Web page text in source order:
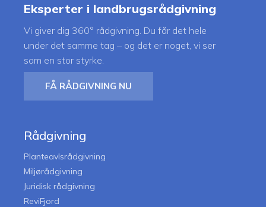
Eksperter i landbrugsrådgivning
Vi giver dig 360° rådgivning. Du får det hele
under det samme tag – og det er noget, vi ser
som en stor styrke.
FÅ RÅDGIVNING NU
Rådgivning
Planteavlsrådgivning
Miljørådgivning
Juridisk rådgivning
ReviFjord